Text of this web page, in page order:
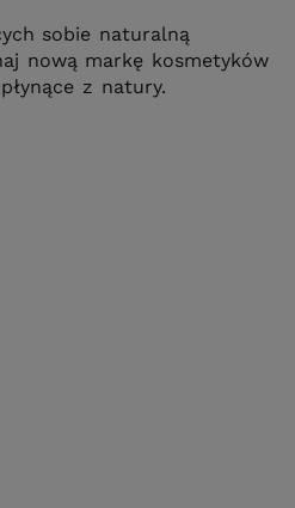
sobie naturalną
nową markę kosmetyków
z natury.